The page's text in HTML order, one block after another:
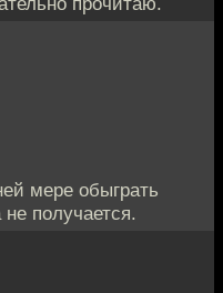
мере обыграть
получается.